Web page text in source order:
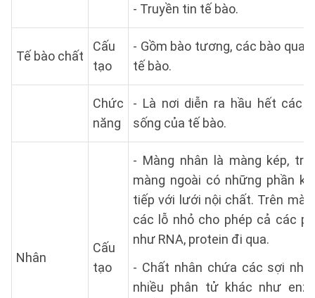
- Truyền tin tế bào.
Tế bào chất
Cấu
tạo
- Gồm bào tương, các bào
tế bào.
Chức
năng
- Là nơi diễn ra hầu hết các
sống của tế bào.
Nhân
Cấu
tạo
- Màng nhân là màng kép,
màng ngoài có những phần
tiếp với lưới nội chất. Trên
các lỗ nhỏ cho phép cả các
như RNA, protein đi qua.
- Chất nhân chứa các sợi
nhiều phân tử khác như